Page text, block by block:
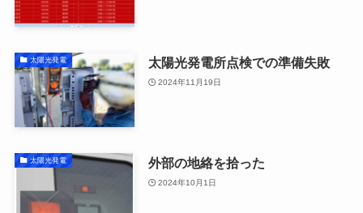
太陽光発電 太陽光発電所点検での準備失敗
2024年11月19日
太陽光発電 外部の地絡を拾った
2024年10月1日